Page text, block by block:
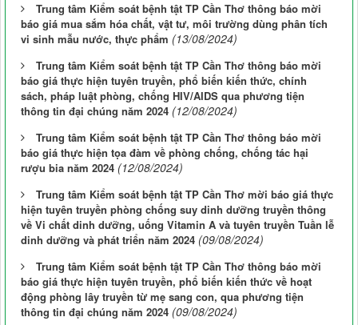
Trung tâm Kiểm soát bệnh tật TP Cần Thơ thông báo mời
báo giá mua sắm hóa chất, vật tư, môi trường dùng phân tích
vi sinh mẫu nước, thực phẩm (13/08/2024)
Trung tâm Kiểm soát bệnh tật TP Cần Thơ thông báo mời
báo giá thực hiện tuyên truyền, phổ biến kiến thức, chính
sách, pháp luật phòng, chống HIV/AIDS qua phương tiện
thông tin đại chúng năm 2024 (12/08/2024)
Trung tâm Kiểm soát bệnh tật TP Cần Thơ thông báo mời
báo giá thực hiện tọa đàm về phòng chống, chống tác hại
rượu bia năm 2024 (12/08/2024)
Trung tâm Kiểm soát bệnh tật TP Cần Thơ mời báo giá thực
hiện tuyên truyền phòng chống suy dinh dưỡng truyền thông
về Vi chất dinh dưỡng, uống Vitamin A và tuyên truyền Tuần lễ
dinh dưỡng và phát triển năm 2024 (09/08/2024)
Trung tâm Kiểm soát bệnh tật TP Cần Thơ thông báo mời
báo giá thực hiện tuyên truyền, phổ biến kiến thức về hoạt
động phòng lây truyền từ mẹ sang con, qua phương tiện
thông tin đại chúng năm 2024 (09/08/2024)